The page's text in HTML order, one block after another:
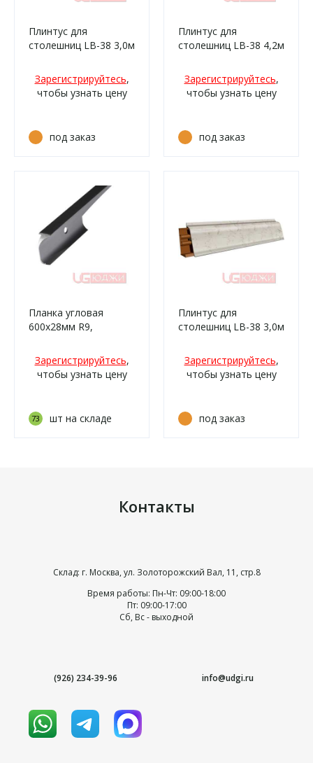
Плинтус для
столешниц LB-38 3,0м
марквина синий
(3034г, 3154м,
923т/210)
Зарегистрируйтесь,
чтобы узнать цену
под заказ
Плинтус для
столешниц LB-38 4,2м
(139м/339)
Зарегистрируйтесь,
чтобы узнать цену
под заказ
Планка угловая
600х28мм R9,
Зарегистрируйтесь,
чтобы узнать цену
73 шт на складе
Плинтус для
столешниц LB-38 3,0м
(963м/332)
Зарегистрируйтесь,
чтобы узнать цену
под заказ
Контакты
Склад: г. Москва, ул. Золоторожский Вал, 11, стр.8
Время работы: Пн-Чт: 09:00-18:00
Пт: 09:00-17:00
Сб, Вс - выходной
(926) 234-39-96 info@udgi.ru